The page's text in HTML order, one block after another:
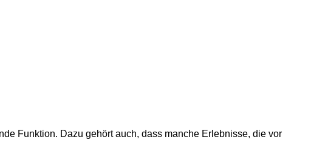
Funktion. Dazu gehört auch, dass manche Erlebnisse, die vor